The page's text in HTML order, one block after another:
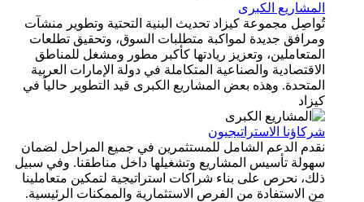
الكبرى
مجموعة كيزاد تحديث البنية التحتية وتطوير منشآت
جديدة لمواكبة متطلبات السوق، وتحقيق تطلعات
وتعزيز ريادتها كأكبر مطور ومشغل للمناطق
والصناعية المتكاملة في دولة الإمارات العربية
وهذه بعض المشاريع الكبرى قيد التطوير حالياً في
الاستراتيجيون
الدعم الشامل للمستثمرين في جميع المراحل لضمان
تأسيس المشاريع وتشغيلها داخل مناطقنا. وفي سبيل
نحرص على بناء شراكات استراتيجية لتمكين متعاملينا
الاستفادة من الفرص الاستثمارية والممكنات الرئيسية.